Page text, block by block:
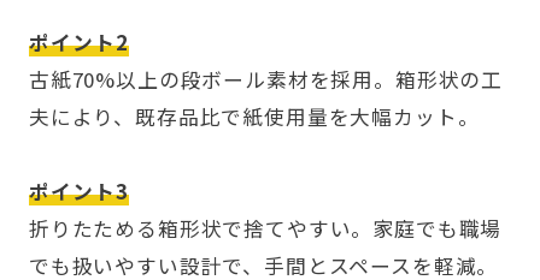
ポイント2
古紙70%以上の段ボール素材を採用。箱形状の工
夫により、既存品比で紙使用量を大幅カット。
ポイント3
折りたためる箱形状で捨てやすい。家庭でも職場
でも扱いやすい設計で、手間とスペースを軽減。